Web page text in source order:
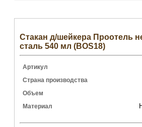
Стакан д/шейкера Проотель
сталь 540 мл (BOS18)
Артикул
Страна производства
Объем
Материал